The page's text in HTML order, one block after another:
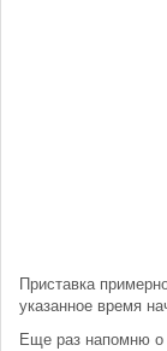
Приставка
указанное время
Еще раз напомню о